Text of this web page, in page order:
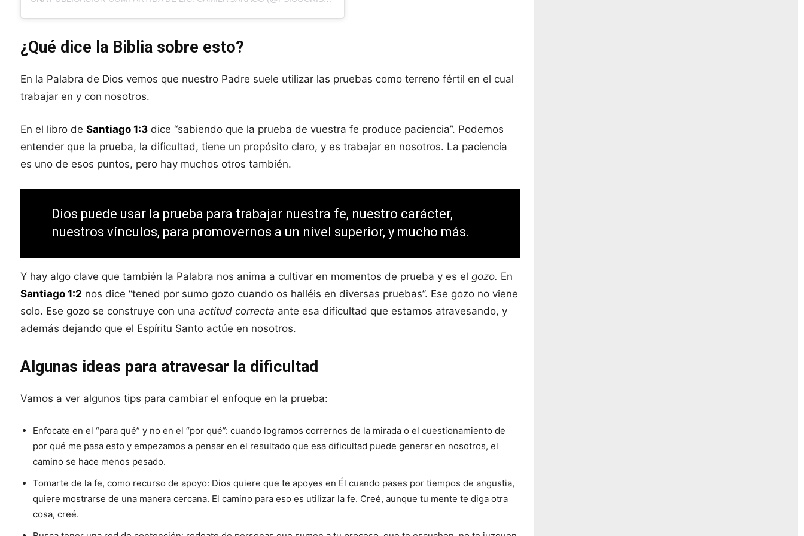
¿Qué dice la Biblia sobre esto?
En la Palabra de Dios vemos que nuestro Padre suele utilizar las pruebas como terreno fértil en el cual
trabajar en y con nosotros.
En el libro de Santiago 1:3dice “sabiendo que la prueba de vuestra fe produce paciencia”. Podemos
entender que la prueba, la dificultad, tiene un propósito claro, y es trabajar en nosotros. La paciencia
es uno de esos puntos, pero hay muchos otros también.
Dios puede usar la prueba para trabajar nuestra fe, nuestro carácter,
nuestros vínculos, para promovernos a un nivel superior, y mucho más.
Y hay algo clave que también la Palabra nos anima a cultivar en momentos de prueba y es el gozo. En
Santiago 1:2 nos dice “tened por sumo gozo cuando os halléis en diversas pruebas”. Ese gozo no viene
solo. Ese gozo se construye con una actitud correcta ante esa dificultad que estamos atravesando, y
además dejando que el Espíritu Santo actúe en nosotros.
Algunas ideas para atravesar la dificultad
Vamos a ver algunos tips para cambiar el enfoque en la prueba:
Enfocate en el “para qué” y no en el “por qué”: cuando logramos corrernos de la mirada o el cuestionamiento de
por qué me pasa esto y empezamos a pensar en el resultado que esa dificultad puede generar en nosotros, el
camino se hace menos pesado.
Tomarte de la fe, como recurso de apoyo: Dios quiere que te apoyes en Él cuando pases por tiempos de angustia,
quiere mostrarse de una manera cercana. El camino para eso es utilizar la fe. Creé, aunque tu mente te diga otra
cosa, creé.